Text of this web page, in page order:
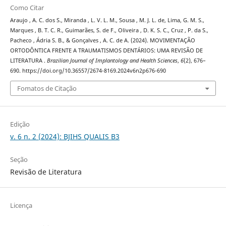
Como Citar
Araujo , A. C. dos S., Miranda , L. V. L. M., Sousa , M. J. L. de, Lima, G. M. S.,
Marques , B. T. C. R., Guimarães, S. de F., Oliveira , D. K. S. C., Cruz , P. da S.,
Pacheco , Ádria S. B., & Gonçalves , A. C. de A. (2024). MOVIMENTAÇÃO
ORTODÔNTICA FRENTE A TRAUMATISMOS DENTÁRIOS: UMA REVISÃO DE
LITERATURA . Brazilian Journal of Implantology and Health Sciences, 6(2), 676–
690. https://doi.org/10.36557/2674-8169.2024v6n2p676-690
Fomatos de Citação
Edição
v. 6 n. 2 (2024): BJIHS QUALIS B3
Seção
Revisão de Literatura
Licença